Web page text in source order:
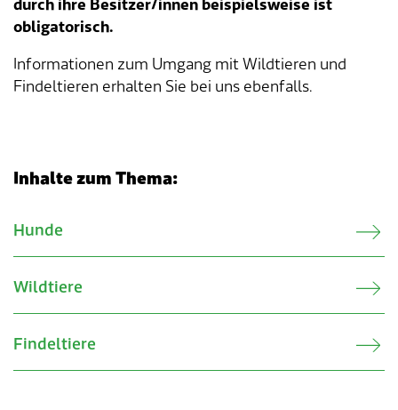
durch ihre Besitzer/innen beispielsweise ist
obligatorisch.
Informationen zum Umgang mit Wildtieren und
Findeltieren erhalten Sie bei uns ebenfalls.
Verwandte Inhalte
Inhalte zum Thema:
Hunde
Wildtiere
Findeltiere
Tageselternverein
Gastronomie
Vermietung von Freizeitanlagen
Sozialversicherungen
Soziales
Bauen & Planen
ÖREB-Kataster
Umwelt
Abfall
Burgergemeinde
Kirchgemeinden
Finanzabteilung
Sozialabteilung
Betriebs- und Tiefbauabteilung
Werkhof
Kindertagesstätte
Dienstleistungen A-Z
Adressverzeichnis